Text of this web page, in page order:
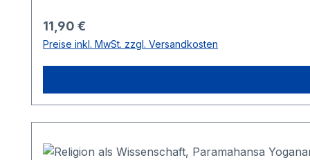
Regulärer Preis:
11,90 €
Preise inkl. MwSt. zzgl. Versandkosten